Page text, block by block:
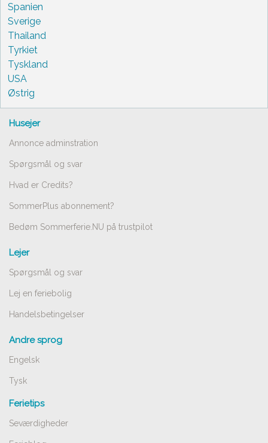
Spanien
Sverige
Thailand
Tyrkiet
Tyskland
USA
Østrig
Husejer
Annonce adminstration
Spørgsmål og svar
Hvad er Credits?
SommerPlus abonnement?
Bedøm Sommerferie.NU på trustpilot
Lejer
Spørgsmål og svar
Lej en feriebolig
Handelsbetingelser
Andre sprog
Engelsk
Tysk
Ferietips
Seværdigheder